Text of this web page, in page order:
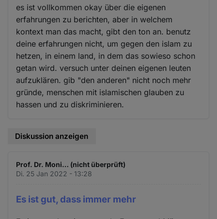
es ist vollkommen okay über die eigenen
erfahrungen zu berichten, aber in welchem
kontext man das macht, gibt den ton an. benutz
deine erfahrungen nicht, um gegen den islam zu
hetzen, in einem land, in dem das sowieso schon
getan wird. versuch unter deinen eigenen leuten
aufzuklären. gib "den anderen" nicht noch mehr
gründe, menschen mit islamischen glauben zu
hassen und zu diskriminieren.
Diskussion anzeigen
Prof. Dr. Moni… (nicht überprüft)
Di. 25 Jan 2022 - 13:28
Es ist gut, dass immer mehr